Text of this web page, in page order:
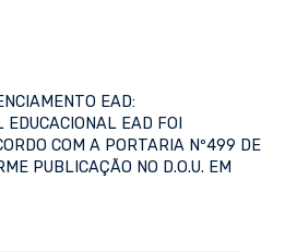
EAD:
EAD FOI
COM A PORTARIA Nº499 DE
PUBLICAÇÃO NO D.O.U. EM